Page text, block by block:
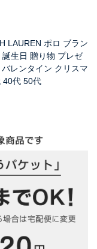
LAUREN ポロ ブラン
生日 贈り物 プレゼ
レンタイン クリスマ
40代 50代